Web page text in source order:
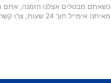
כשאתם מבטלים אצלנו הזמנה, אתם
מאיתנו אימייל תוך 24 שעות, צרו קשר עם מקום האירוח כדי לוודא את הביטול.